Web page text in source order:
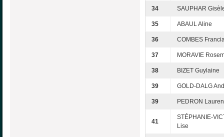
34 SAUPHAR
35 ABAUL Aline
36 COMBES
37 MORAVIE
38 BIZET Guylaine
39 GOLD-DALG
39 PEDRON
41
STÉPHANIE-
Lise